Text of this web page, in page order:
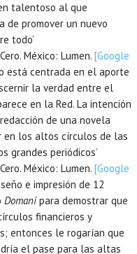
talentoso al que
de promover un nuevo
todo’
México: Lumen. [Google
está centrada en el aporte
la verdad entre el
en la Red. La intención
de una novela
en los altos círculos de las
grandes periódicos’
México: Lumen. [Google
e impresión de 12
Domanipara demostrar que
financieros y
entonces le rogarían que
el pase para las altas